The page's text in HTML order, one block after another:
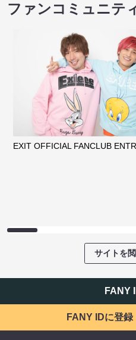
ファンコミュニテ
EXIT OFFICIAL FANCLUB
サイトを
FANY
FANY IDに登